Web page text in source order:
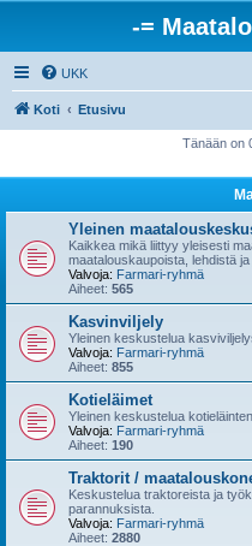
-=
UKK
Koti Etusivu
Tänään on
Yleinen
Kaikkea mikä liittyy yleisesti
maatalouskaupoista, lehdistä ja
Valvoja: Farmari-ryhmä
Aiheet: 565
Kasvinviljely
Yleinen keskustelua
Valvoja: Farmari-ryhmä
Aiheet: 855
Kotieläimet
Yleinen keskustelua
Valvoja: Farmari-ryhmä
Aiheet: 190
Traktorit /
Keskustelua traktoreista ja
parannuksista.
Valvoja: Farmari-ryhmä
Aiheet: 2880